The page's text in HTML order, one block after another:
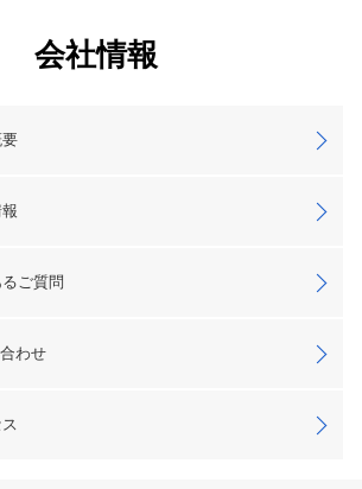
会社情報
ご質問
わせ